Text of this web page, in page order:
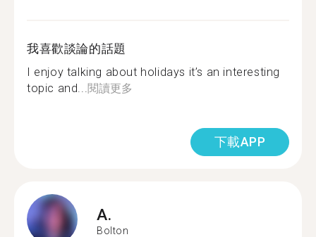
我喜歡談論的話題
I enjoy talking about holidays it’s an interesting
topic and...閱讀更多
下載APP
A.
Bolton